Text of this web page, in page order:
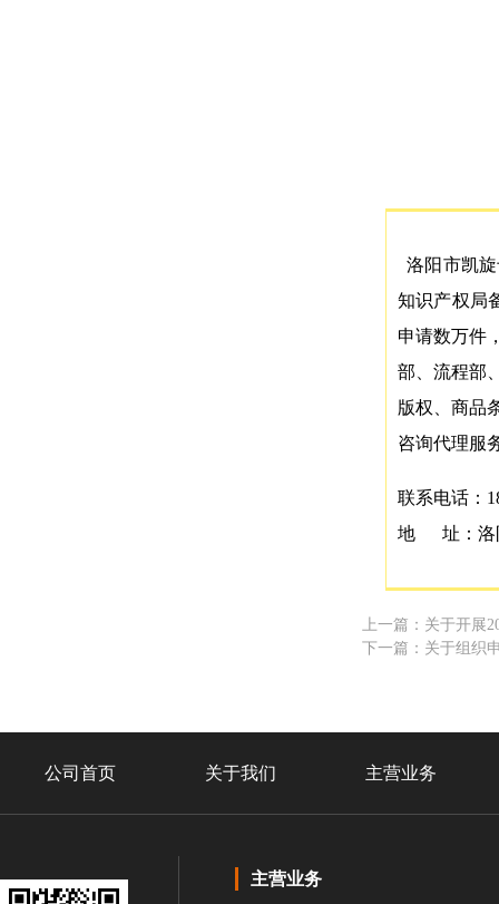
洛阳市凯
知识产权局
申请数万件
部、流程部
版权、商品
咨询代理服
联系电话：
地
址：
上一篇：关于开展
下一篇：关于组织
公司首页 关于我们 主营业务
主营业务